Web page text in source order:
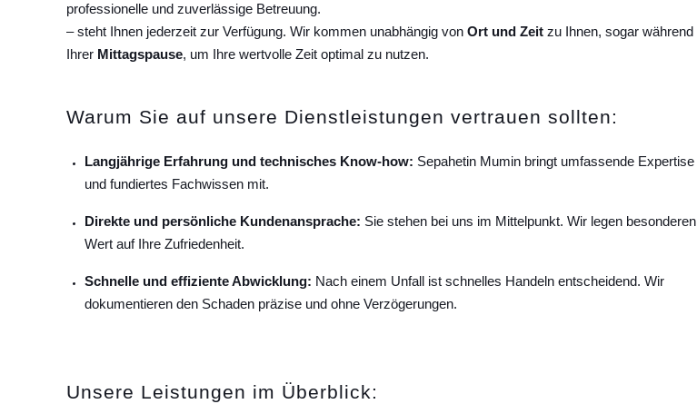
professionelle und zuverlässige Betreuung.
– steht Ihnen jederzeit zur Verfügung. Wir kommen unabhängig von Ort und Zeit zu Ihnen, sogar während
Ihrer Mittagspause, um Ihre wertvolle Zeit optimal zu nutzen.
Warum Sie auf unsere Dienstleistungen vertrauen sollten:
Langjährige Erfahrung und technisches Know-how: Sepahetin Mumin bringt umfassende Expertise
und fundiertes Fachwissen mit.
Direkte und persönliche Kundenansprache: Sie stehen bei uns im Mittelpunkt. Wir legen besonderen
Wert auf Ihre Zufriedenheit.
Schnelle und effiziente Abwicklung: Nach einem Unfall ist schnelles Handeln entscheidend. Wir
dokumentieren den Schaden präzise und ohne Verzögerungen.
Unsere Leistungen im Überblick: